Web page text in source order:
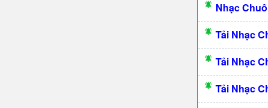
Nhạc
Tải Nhạc
Tải Nhạc
Tải Nhạc